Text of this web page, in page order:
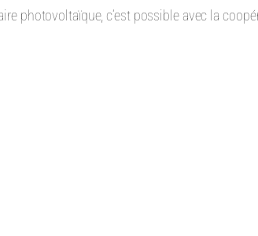
photovoltaïque, c’est possible avec la